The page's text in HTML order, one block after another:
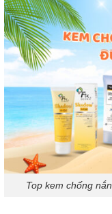
Top kem chống